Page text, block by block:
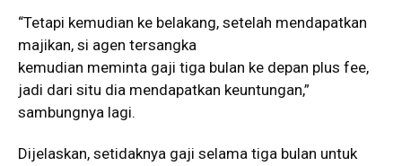
“Tetapi kemudian ke belakang, setelah mendapatkan
majikan, si agen tersangka
kemudian meminta gaji tiga bulan ke depan plus fee,
jadi dari situ dia mendapatkan keuntungan,”
sambungnya lagi.
Dijelaskan, setidaknya gaji selama tiga bulan untuk